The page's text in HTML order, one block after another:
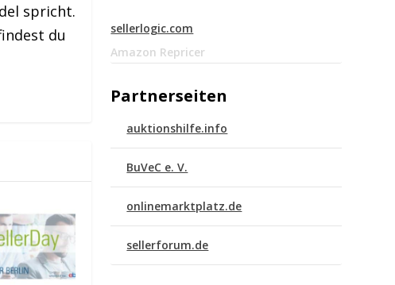
spricht.
du
sellerlogic.com
Amazon Repricer
Partnerseiten
auktionshilfe.info
BuVeC e. V.
onlinemarktplatz.de
sellerforum.de